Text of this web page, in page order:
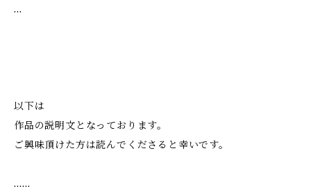
…
以下は
作品の説明文となっております。
ご興味頂けた方は読んでくださると幸いです。
……